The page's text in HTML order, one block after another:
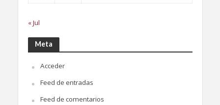
« Jul
Meta
Acceder
Feed de entradas
Feed de comentarios